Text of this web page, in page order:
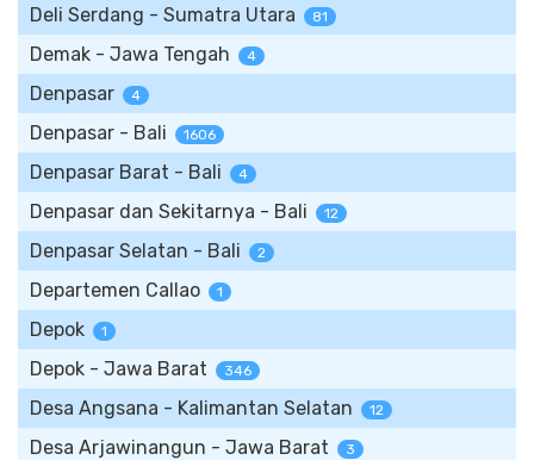
Deli Serdang - Sumatra Utara 81
Demak - Jawa Tengah 4
Denpasar 4
Denpasar - Bali 1606
Denpasar Barat - Bali 4
Denpasar dan Sekitarnya - Bali 12
Denpasar Selatan - Bali 2
Departemen Callao 1
Depok 1
Depok - Jawa Barat 346
Desa Angsana - Kalimantan Selatan 12
Desa Arjawinangun - Jawa Barat 3